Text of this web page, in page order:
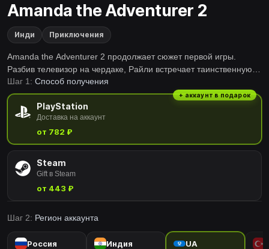
Amanda the Adventurer 2
Инди Приключения
Amanda the Adventurer 2 продолжает сюжет первой игры.
Разбив телевизор на чердаке, Райли встречает таинственную
женщину в маске. Отправься в общественную библиотеку
Кенсдейла и погрузись в тайны «Аманды-путешественницы».
Шаг 1: Способ получения
PlayStation
Доставка на аккаунт
от 782 ₽
+ аккаунт в подарок
Steam
Gift в Steam
от 443 ₽
Шаг 2: Регион аккаунта
Россия Индия UA